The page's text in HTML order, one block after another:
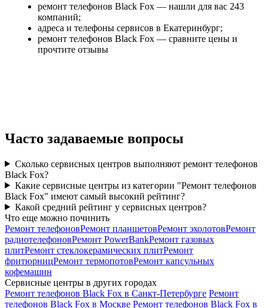
ремонт телефонов Black Fox — нашли для вас 243
компаний;
адреса и телефоны сервисов в Екатеринбург;
ремонт телефонов Black Fox — сравните цены и
прочтите отзывы
Часто задаваемые вопросы
Сколько сервисных центров выполняют ремонт телефонов
Black Fox?
Какие сервисные центры из категории "Ремонт телефонов
Black Fox" имеют самый высокий рейтинг?
Какой средний рейтинг у сервисных центров?
Что еще можно починить
Ремонт телефоновРемонт планшетовРемонт эхолотовРемонт
радиотелефоновРемонт PowerBankРемонт газовых
плитРемонт стеклокерамических плитРемонт
фритюрницРемонт термопотовРемонт капсульных
кофемашин
Сервисные центры в других городах
Ремонт телефонов Black Fox в Санкт-Петербурге Ремонт
телефонов Black Fox в Москве Ремонт телефонов Black Fox в